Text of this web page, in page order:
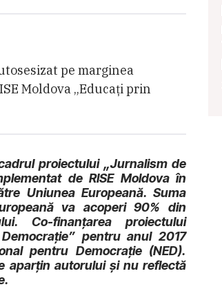
pe marginea
Moldova „Educați prin
proiectului „Jurnalism de
de RISE Moldova în
Uniunea Europeană. Suma
va acoperi 90% din
Co-finanțarea proiectului
pentru anul 2017
pentru Democrație (NED).
aparțin autorului și nu reflectă